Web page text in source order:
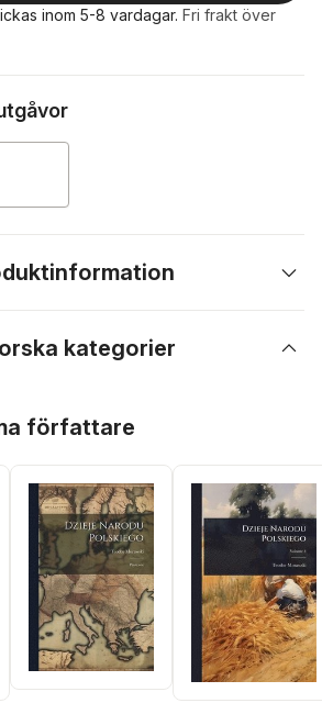
inom 5-8 vardagar. Fri frakt över
kategorier
författare